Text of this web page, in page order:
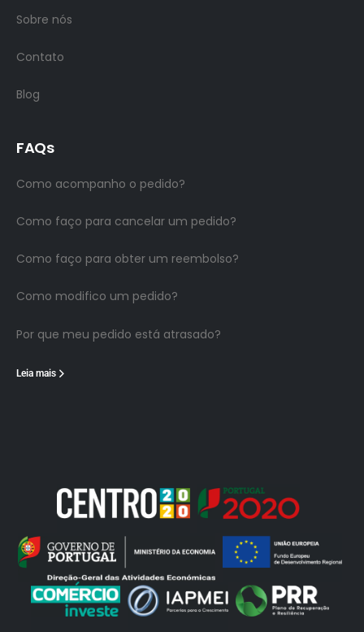
Sobre nós
Contato
Blog
FAQs
Como acompanho o pedido?
Como faço para cancelar um pedido?
Como faço para obter um reembolso?
Como modifico um pedido?
Por que meu pedido está atrasado?
Leia mais